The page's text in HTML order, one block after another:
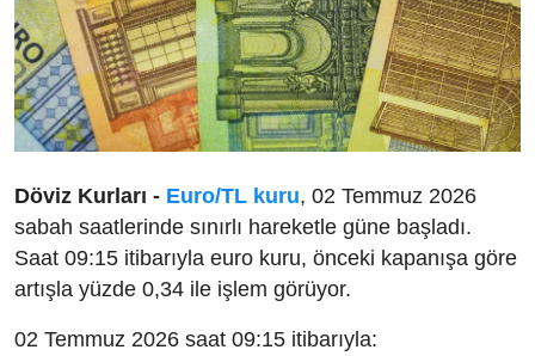
Döviz Kurları - Euro/TL kuru, 02 Temmuz 2026
sabah saatlerinde sınırlı hareketle güne başladı.
Saat 09:15 itibarıyla euro kuru, önceki kapanışa göre
artışla yüzde 0,34 ile işlem görüyor.
02 Temmuz 2026 saat 09:15 itibarıyla: